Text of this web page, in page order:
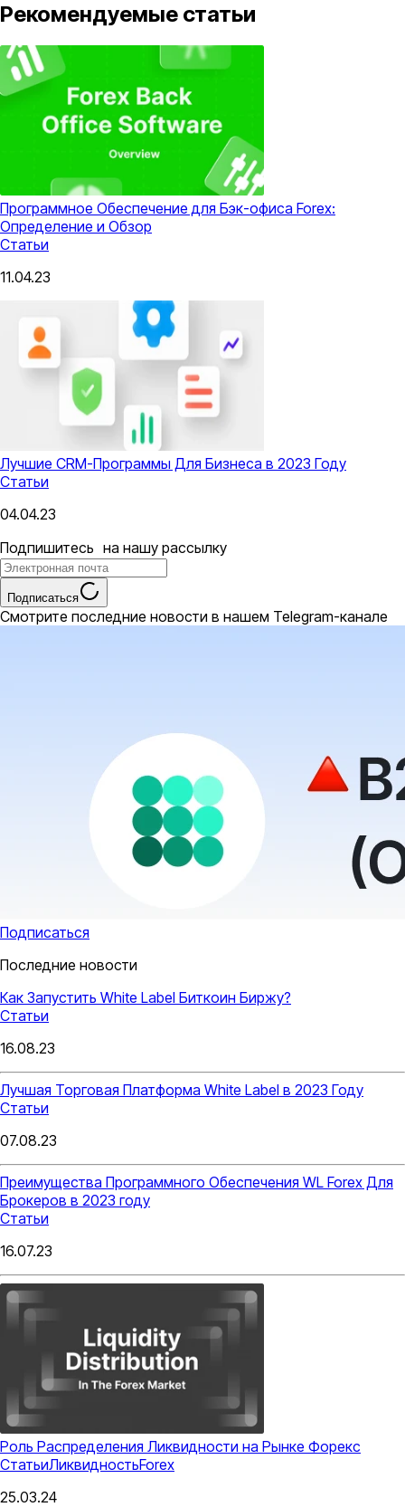
Рекомендуемые статьи
Программное Обеспечение для Бэк-офиса Forex:
Определение и Обзор
Статьи
11.04.23
Лучшие CRM-Программы Для Бизнеса в 2023 Году
Статьи
04.04.23
Подпишитесь на нашу рассылку
Подписаться
Смотрите последние новости в нашем Telegram-канале
Подписаться
Последние новости
Как Запустить White Label Биткоин Биржу?
Статьи
16.08.23
Лучшая Торговая Платформа White Label в 2023 Году
Статьи
07.08.23
Преимущества Программного Обеспечения WL Forex Для
Брокеров в 2023 году
Статьи
16.07.23
Роль Распределения Ликвидности на Рынке Форекс
СтатьиЛиквидностьForex
25.03.24